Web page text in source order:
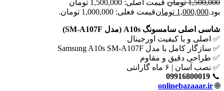
1,500,000 تومان
قیمت اصلی: 1,500,000 تومان
بود.1,000,000 تومانقیمت فعلی: 1,000,000 تومان.
شاسی اصلی سامسونگ A10s (مدل SM-A107F)
✅ اصلی و با کیفیت اورجینال
✅ سازگار کامل با مدل Samsung A10s SM-A107F
✅ طراحی دقیق و مقاوم
✅ نصب آسان | ۶ ماه گارانتی
📞
09916800019
🌐
onlinebazaaar.ir